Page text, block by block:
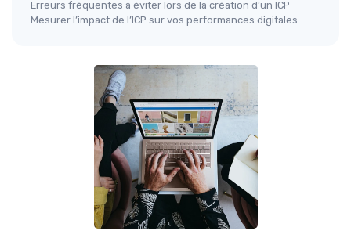
Erreurs fréquentes à éviter lors de la création d’un ICP
Mesurer l’impact de l’ICP sur vos performances digitales